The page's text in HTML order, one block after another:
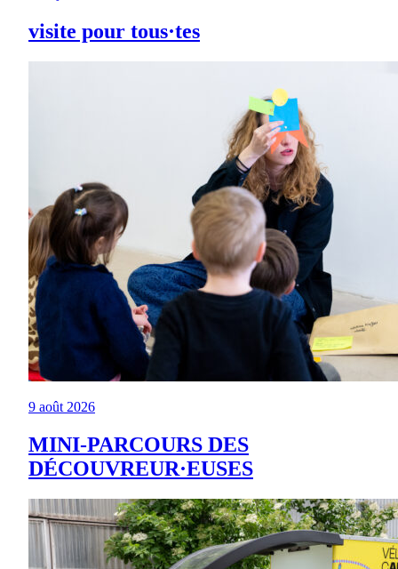
visite pour tous·tes
9 août 2026
MINI-PARCOURS DES
DÉCOUVREUR·EUSES